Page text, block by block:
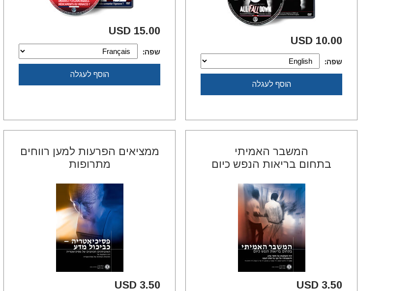
10.00 USD
שפה:
הוסף לעגלה
15.00 USD
שפה:
הוסף לעגלה
המשבר האמיתי
בתחום בריאות הנפש כיום
3.50 USD
ממציאים הפרעות למען רווחים
מתרופות
3.50 USD